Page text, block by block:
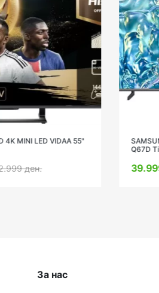
MINI LED VIDAA 55"
ден.
SAMSUNG
Q67D
39.999
За нас